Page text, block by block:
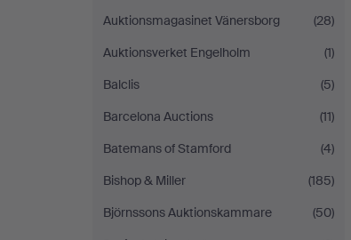
Auktionsmagasinet Vänersborg
(28)
Auktionsverket Engelholm
(1)
Balclis
(5)
Barcelona Auctions
(11)
Batemans of Stamford
(4)
Bishop & Miller
(185)
Björnssons Auktionskammare
(50)